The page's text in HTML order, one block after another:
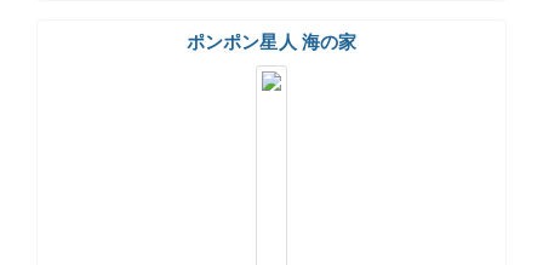
ポンポン星人 海の家